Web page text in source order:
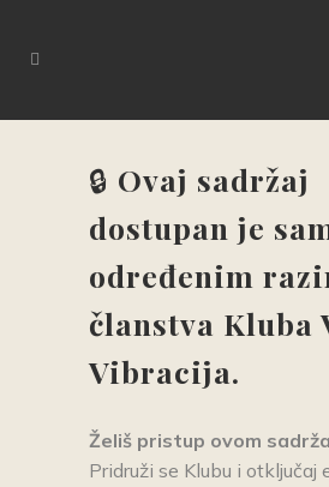
🔒 Ovaj sadržaj
dostupan je
određenim
članstva Kluba
Vibracija.
Želiš pristup ovom sadrž
Pridruži se Klubu i otključaj